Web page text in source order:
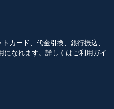
カード、代金引換、銀行振込、
になれます。詳しくはご利用ガイ